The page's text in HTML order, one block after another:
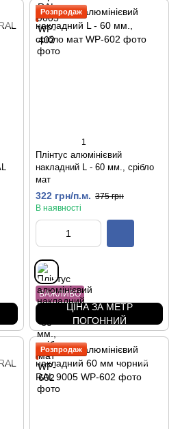
Розпродаж
1
Плінтус алюмінієвий
накладний L - 60 мм., срібло
мат
322 грн/п.м. 375 грн
В наявності
ВАЖЛИВО
ЦІНА ЗА МЕТР
ПОГОННИЙ
Розпродаж